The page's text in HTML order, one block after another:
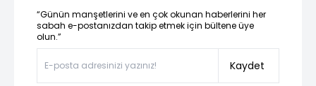
“Günün manşetlerini ve en çok okunan haberlerini her
sabah e-postanızdan takip etmek için bültene üye
olun.”
Kaydet